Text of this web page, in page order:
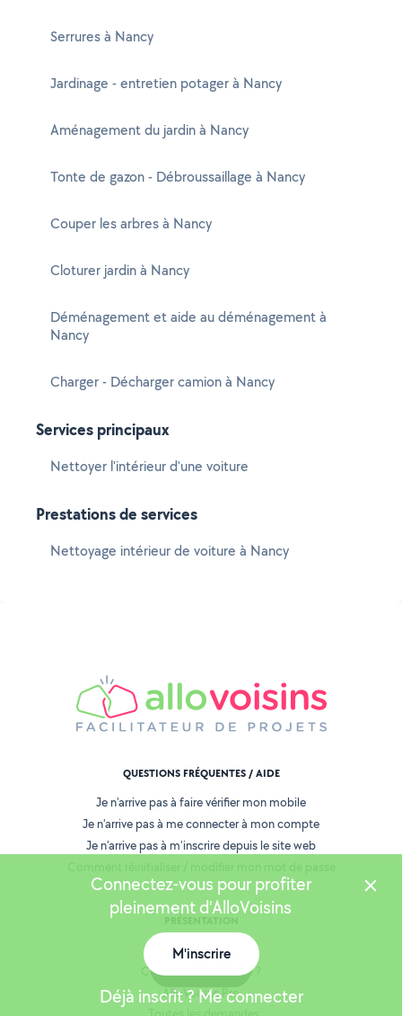
Serrures à Nancy
Jardinage - entretien potager à Nancy
Aménagement du jardin à Nancy
Tonte de gazon - Débroussaillage à Nancy
Couper les arbres à Nancy
Cloturer jardin à Nancy
Déménagement et aide au déménagement à
Nancy
Charger - Décharger camion à Nancy
Services principaux
Nettoyer l'intérieur d'une voiture
Prestations de services
Nettoyage intérieur de voiture à Nancy
QUESTIONS FRÉQUENTES / AIDE
Je n'arrive pas à faire vérifier mon mobile
Je n'arrive pas à me connecter à mon compte
Je n'arrive pas à m'inscrire depuis le site web
Qui sommes-nous ?
Comment ça marche ?
AlloVoisins Pro
Connectez-vous pour profiter
pleinement d'AlloVoisins
M'inscrire
Déjà inscrit ? Me connecter